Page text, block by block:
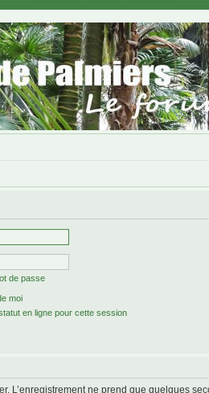
de passe
moi
en ligne pour cette session
L’enregistrement ne prend que quelques